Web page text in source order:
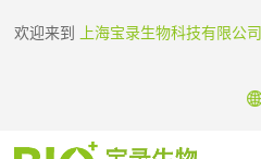
欢迎来到 上海宝录生物科技有限公司